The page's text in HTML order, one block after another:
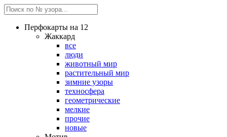
Перфокарты на 12
Жаккард
все
люди
животный мир
растительный мир
зимние узоры
техносфера
геометрические
мелкие
прочие
новые